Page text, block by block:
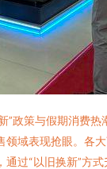
”政策与假期消费热
领域表现抢眼。各
过“以旧换新”方式